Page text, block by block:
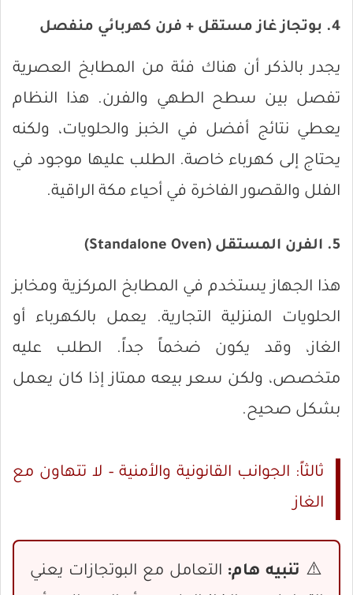
4. بوتجاز غاز مستقل + فرن كهربائي منفصل
يجدر بالذكر أن هناك فئة من المطابخ العصرية
تفصل بين سطح الطهي والفرن. هذا النظام
يعطي نتائج أفضل في الخبز والحلويات، ولكنه
يحتاج إلى كهرباء خاصة. الطلب عليها موجود في
الفلل والقصور الفاخرة في أحياء مكة الراقية.
5. الفرن المستقل (Standalone Oven)
هذا الجهاز يستخدم في المطابخ المركزية ومخابز
الحلويات المنزلية التجارية. يعمل بالكهرباء أو
الغاز، وقد يكون ضخماً جداً. الطلب عليه
متخصص، ولكن سعر بيعه ممتاز إذا كان يعمل
بشكل صحيح.
ثالثاً: الجوانب القانونية والأمنية – لا تتهاون مع
الغاز
⚠️ تنبيه هام: التعامل مع البوتجازات يعني